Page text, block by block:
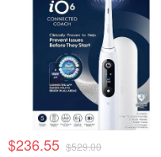
$236.55 $529.00